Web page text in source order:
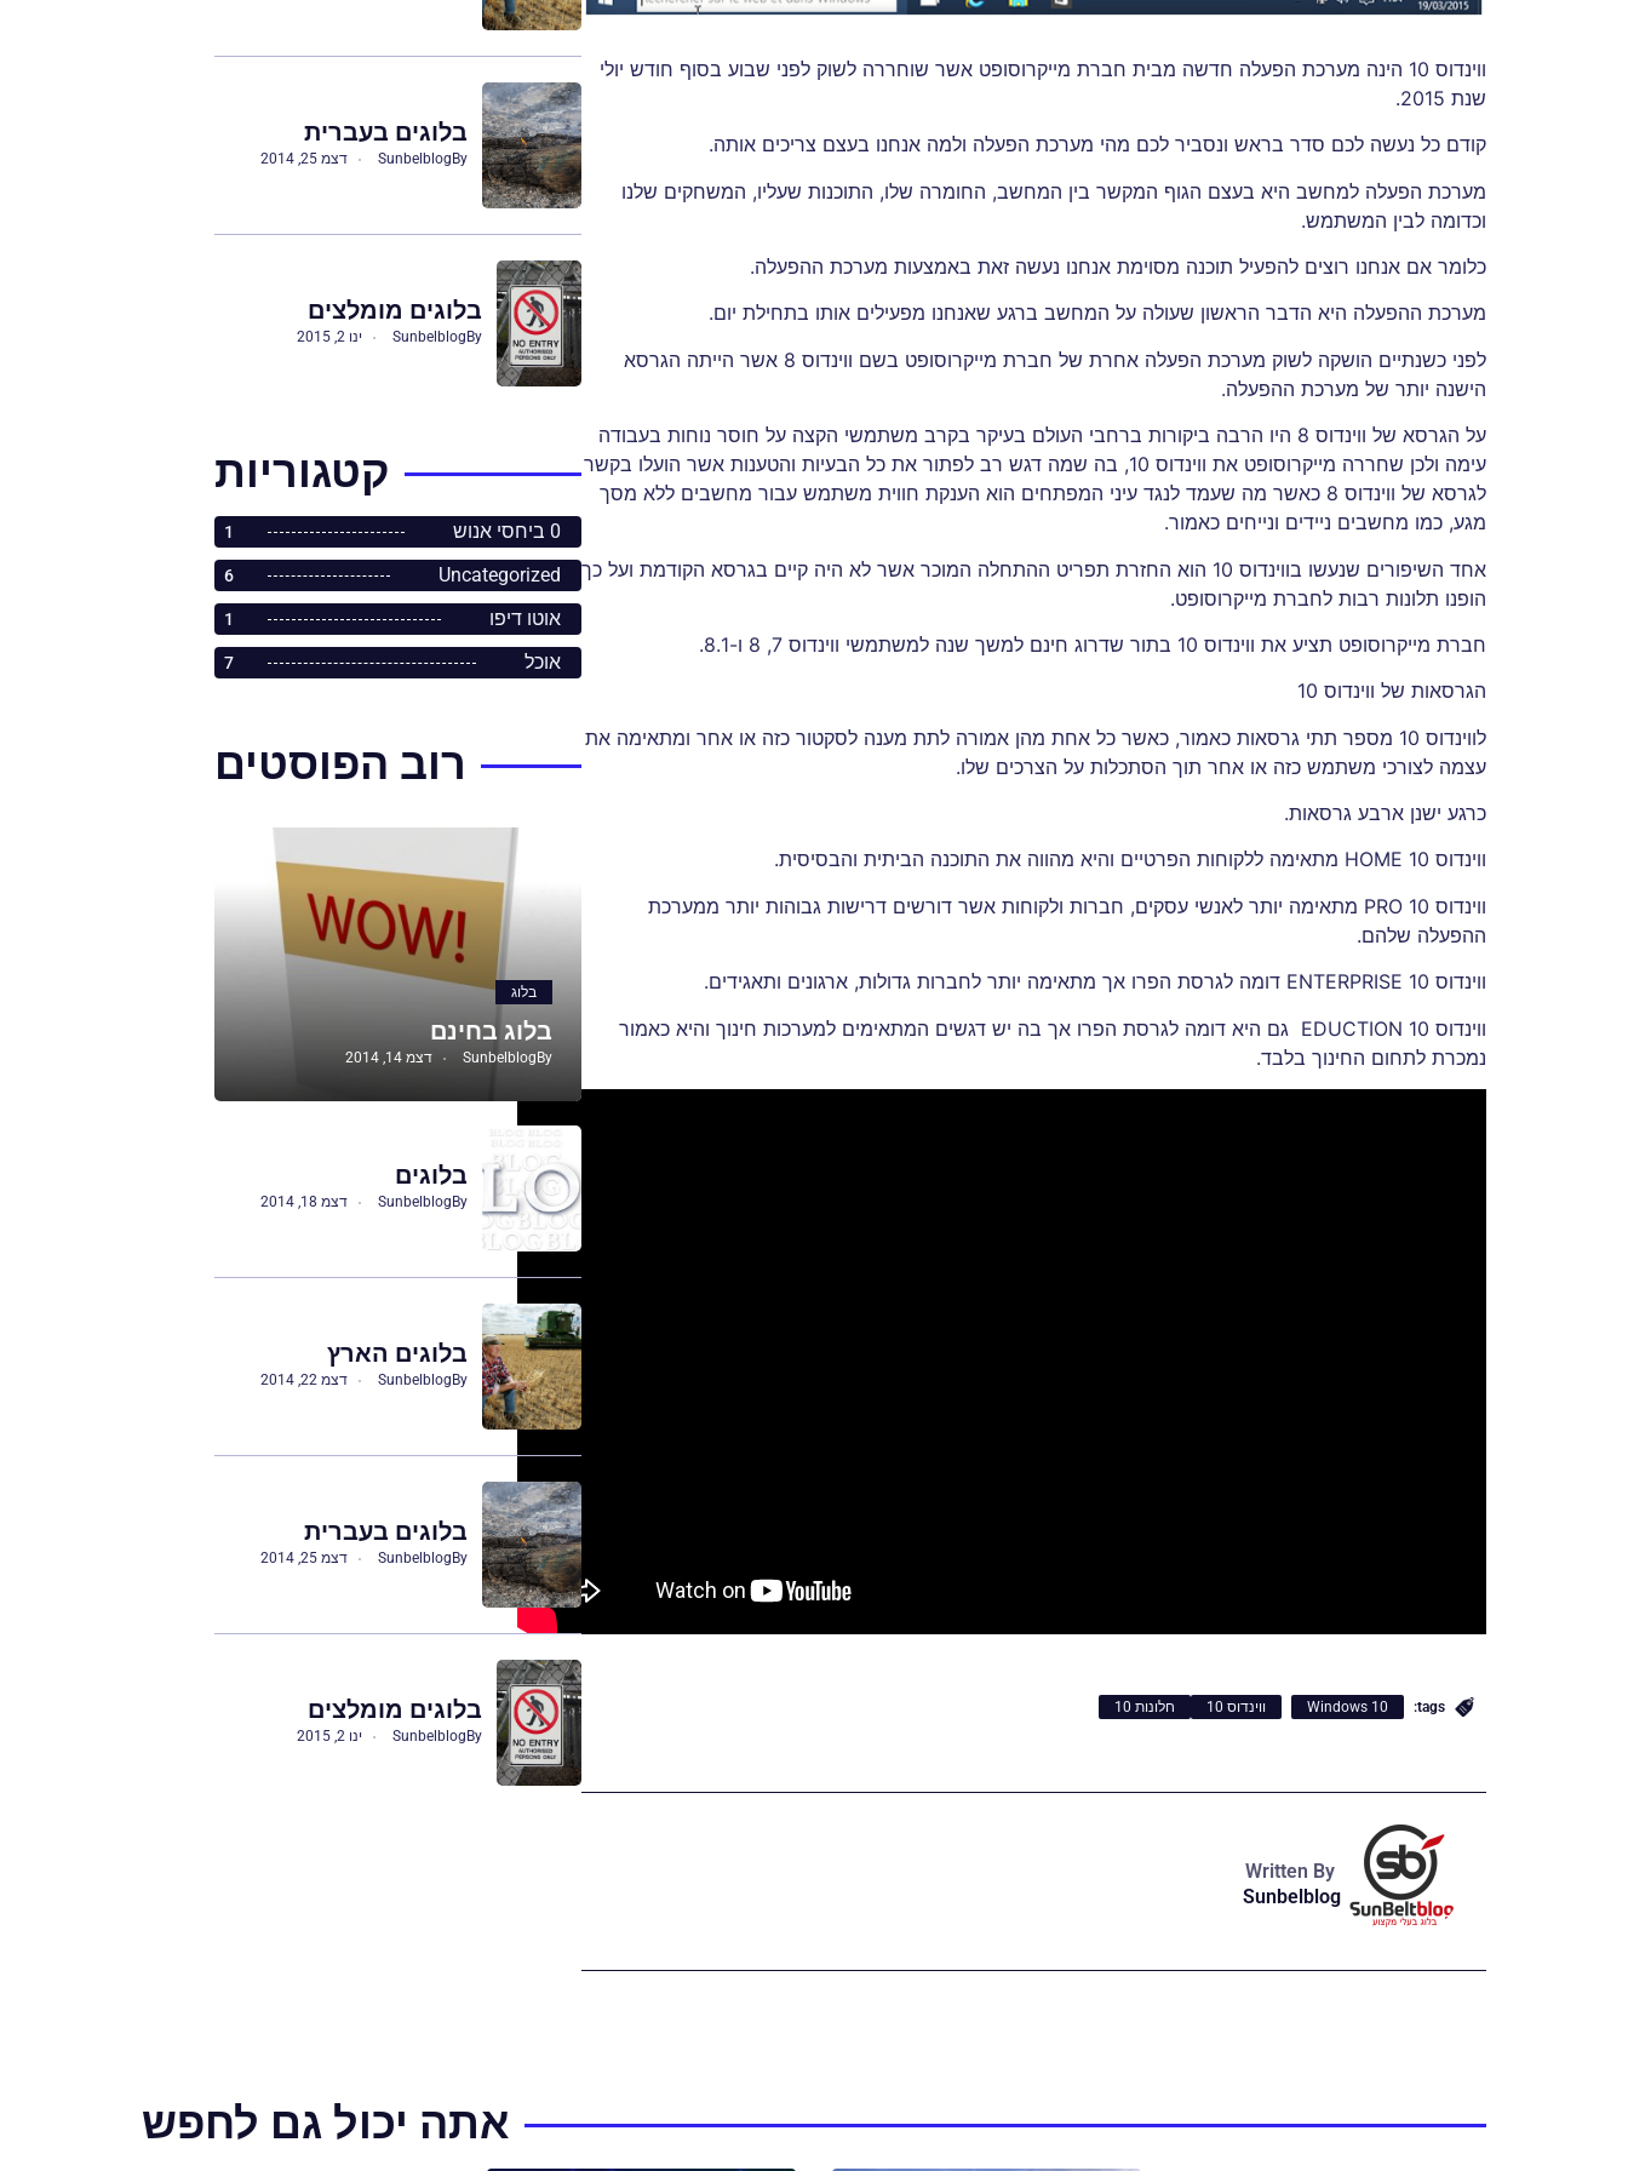
ווינדוס 10 הינה מערכת הפעלה חדשה מבית חברת מייקרוסופט אשר שוחררה לשוק לפני שבוע בסוף חודש יולי
שנת 2015.
קודם כל נעשה לכם סדר בראש ונסביר לכם מהי מערכת הפעלה ולמה אנחנו בעצם צריכים אותה.
מערכת הפעלה למחשב היא בעצם הגוף המקשר בין המחשב, החומרה שלו, התוכנות שעליו, המשחקים שלנו
וכדומה לבין המשתמש.
כלומר אם אנחנו רוצים להפעיל תוכנה מסוימת אנחנו נעשה זאת באמצעות מערכת ההפעלה.
מערכת ההפעלה היא הדבר הראשון שעולה על המחשב ברגע שאנחנו מפעילים אותו בתחילת יום.
לפני כשנתיים הושקה לשוק מערכת הפעלה אחרת של חברת מייקרוסופט בשם ווינדוס 8 אשר הייתה הגרסא
הישנה יותר של מערכת ההפעלה.
על הגרסא של ווינדוס 8 היו הרבה ביקורות ברחבי העולם בעיקר בקרב משתמשי הקצה על חוסר נוחות בעבודה
עימה ולכן שחררה מייקרוסופט את ווינדוס 10, בה שמה דגש רב לפתור את כל הבעיות והטענות אשר הועלו בקשר
לגרסא של ווינדוס 8 כאשר מה שעמד לנגד עיני המפתחים הוא הענקת חווית משתמש עבור מחשבים ללא מסך
מגע, כמו מחשבים ניידים ונייחים כאמור.
אחד השיפורים שנעשו בווינדוס 10 הוא החזרת תפריט ההתחלה המוכר אשר לא היה קיים בגרסא הקודמת ועל כך
הופנו תלונות רבות לחברת מייקרוסופט.
חברת מייקרוסופט תציע את ווינדוס 10 בתור שדרוג חינם למשך שנה למשתמשי ווינדוס 7, 8 ו-8.1.
הגרסאות של ווינדוס 10
לווינדוס 10 מספר תתי גרסאות כאמור, כאשר כל אחת מהן אמורה לתת מענה לסקטור כזה או אחר ומתאימה את
עצמה לצורכי משתמש כזה או אחר תוך הסתכלות על הצרכים שלו.
כרגע ישנן ארבע גרסאות.
ווינדוס 10 HOME מתאימה ללקוחות הפרטיים והיא מהווה את התוכנה הביתית והבסיסית.
ווינדוס 10 PRO מתאימה יותר לאנשי עסקים, חברות ולקוחות אשר דורשים דרישות גבוהות יותר ממערכת
ההפעלה שלהם.
ווינדוס 10 ENTERPRISE דומה לגרסת הפרו אך מתאימה יותר לחברות גדולות, ארגונים ותאגידים.
ווינדוס 10 EDUCTION גם היא דומה לגרסת הפרו אך בה יש דגשים המתאימים למערכות חינוך והיא כאמור
נמכרת לתחום החינוך בלבד.
tags:
Windows 10 ווינדוס 10 חלונות 10
Written By
Sunbelblog
בלוגים בעברית
By
Sunbelblog דצמ 25, 2014
בלוגים מומלצים
By
Sunbelblog ינו 2, 2015
קטגוריות
0 ביחסי אנוש 1
Uncategorized
6
אוטו דיפו 1
אוכל 7
רוב הפוסטים
בלוג
בלוג בחינם
By
Sunbelblog דצמ 14, 2014
בלוגים
By
Sunbelblog דצמ 18, 2014
בלוגים הארץ
By
Sunbelblog דצמ 22, 2014
בלוגים בעברית
By
Sunbelblog דצמ 25, 2014
בלוגים מומלצים
By
Sunbelblog ינו 2, 2015
אתה יכול גם לחפש